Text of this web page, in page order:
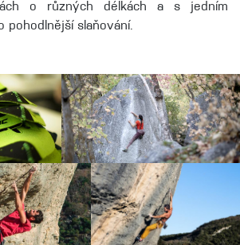
o různých délkách a s jedním
pohodlnější slaňování.